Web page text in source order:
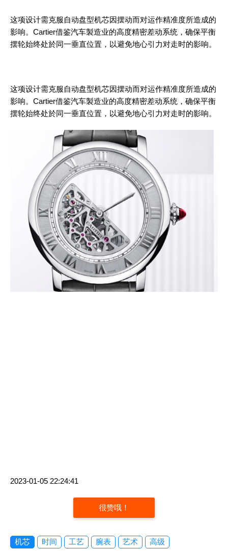
这项设计需克服自动盘型机芯因摆动而对运作精准度所造成的
影响。Cartier借鉴汽车製造业的高度精密差动系统，确保平衡
摆轮始终处於同一垂直位置，以避免地心引力对走时的影响。
这项设计需克服自动盘型机芯因摆动而对运作精准度所造成的
影响。Cartier借鉴汽车製造业的高度精密差动系统，确保平衡
摆轮始终处於同一垂直位置，以避免地心引力对走时的影响。
2023-01-05 22:24:41
很赞哦！
机芯 时间 工艺 腕表 艺术 高级